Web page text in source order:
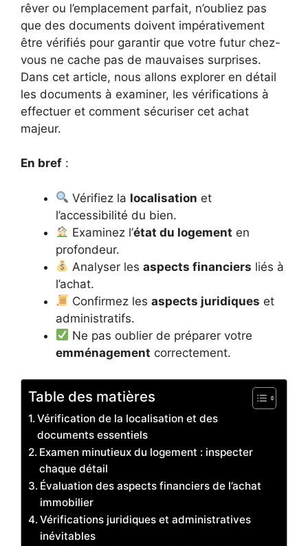
rêver ou l’emplacement parfait, n’oubliez pas
que des documents doivent impérativement
être vérifiés pour garantir que votre futur chez-
vous ne cache pas de mauvaises surprises.
Dans cet article, nous allons explorer en détail
les documents à examiner, les vérifications à
effectuer et comment sécuriser cet achat
majeur.
En bref :
Vérifiez la localisation et
l’accessibilité du bien.
Examinez l’état du logement en
profondeur.
Analyser lesaspects financiers liés à
l’achat.
Confirmez lesaspects juridiques et
administratifs.
Ne pas oublier de préparer votre
emménagement correctement.
Table des matières
Vérification de la localisation et des
documents essentiels
Examen minutieux du logement : inspecter
chaque détail
Évaluation des aspects financiers de l’achat
immobilier
Vérifications juridiques et administratives
inévitables